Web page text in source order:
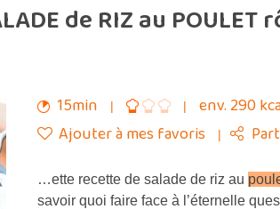
de RIZ au
15min
env. 290
Ajouter à mes favoris
…ette recette de salade de riz au
savoir quoi faire face à l’éternelle